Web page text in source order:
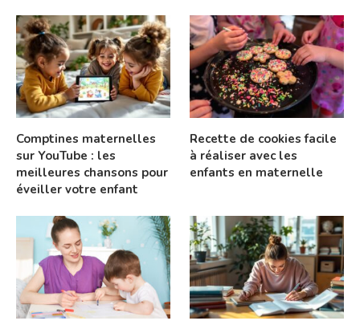
Comptines maternelles
sur YouTube : les
meilleures chansons pour
éveiller votre enfant
Recette de cookies facile
à réaliser avec les
enfants en maternelle